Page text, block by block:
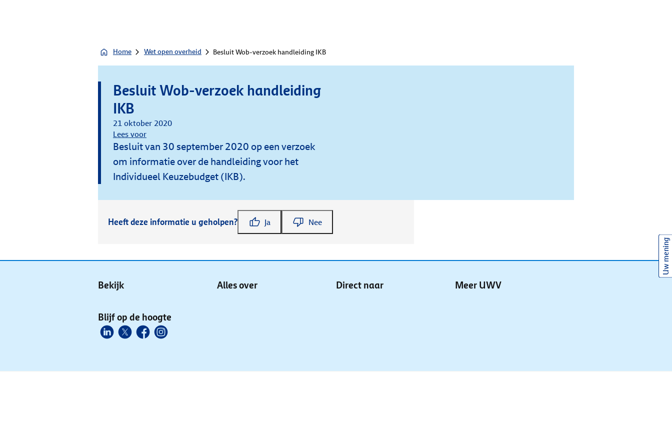
Home Wet open overheid Besluit Wob-verzoek handleiding IKB
Besluit Wob-verzoek handleiding
IKB
21 oktober 2020
Lees voor
Besluit van 30 september 2020 op een verzoek
om informatie over de handleiding voor het
Individueel Keuzebudget (IKB).
Heeft deze informatie u geholpen? Ja Nee
Bekijk Alles over Direct naar Meer UWV
Blijf op de hoogte
Uw mening